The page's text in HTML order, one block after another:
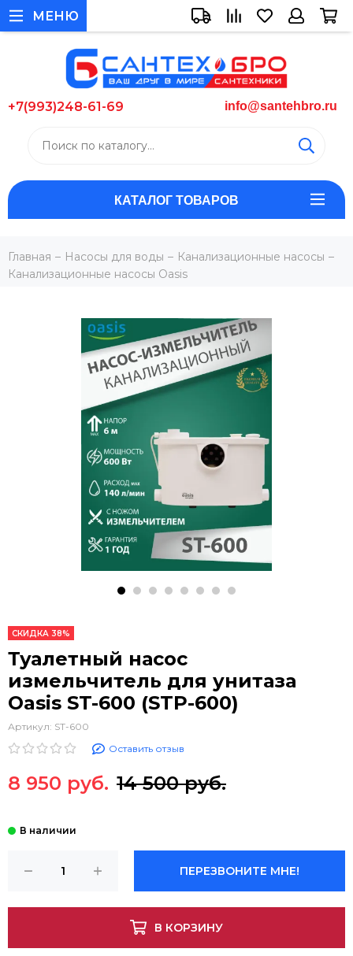
+7(993)248-61-69 info@santehbro.ru
КАТАЛОГ ТОВАРОВ
МЕНЮ
Главная Насосы для воды
Канализационные насосы
Канализационные насосы Oasis
СКИДКА 38%
Туалетный насос
измельчитель для унитаза
Oasis ST-600 (STP-600)
Артикул: ST-600
Оставить отзыв
8 950 руб. 14 500 руб.
ПЕРЕЗВОНИТЕ МНЕ!
В КОРЗИНУ